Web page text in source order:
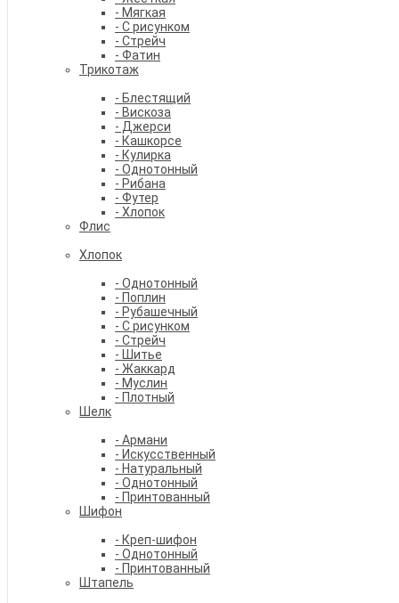
- Мягкая
- С рисунком
- Стрейч
- Фатин
Трикотаж
- Блестящий
- Вискоза
- Джерси
- Кашкорсе
- Кулирка
- Однотонный
- Рибана
- Футер
- Хлопок
Флис
Хлопок
- Однотонный
- Поплин
- Рубашечный
- С рисунком
- Стрейч
- Шитье
- Жаккард
- Муслин
- Плотный
Шелк
- Армани
- Искусственный
- Натуральный
- Однотонный
- Принтованный
Шифон
- Креп-шифон
- Однотонный
- Принтованный
Штапель